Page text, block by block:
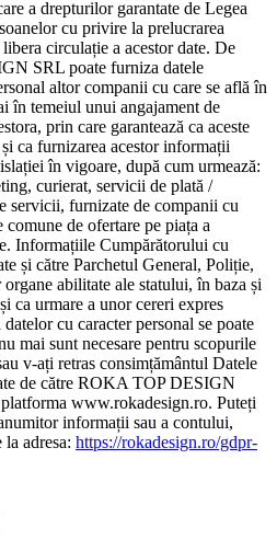
a drepturilor garantate de Legea
cu privire la prelucrarea
circulație a acestor date. De
SRL poate furniza datele
altor companii cu care se află în
în temeiul unui angajament de
prin care garantează ca aceste
ca furnizarea acestor informații
în vigoare, după cum urmează:
curierat, servicii de plată /
servicii, furnizate de companii cu
de ofertare pe piața a
Informațiile Cumpărătorului cu
și către Parchetul General, Poliție,
abilitate ale statului, în baza și
ca urmare a unor cereri expres
cu caracter personal se poate
mai sunt necesare pentru scopurile
v-ați retras consimțământul Datele
de către ROKA TOP DESIGN
www.rokadesign.ro. Puteți
informații sau a contului,
adresa: https://rokadesign.ro/gdpr-